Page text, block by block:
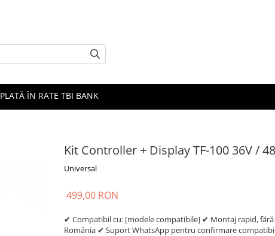
PLATĂ ÎN RATE TBI BANK
Kit Controller + Display TF-100 36V /
Universal
499,00 RON
✔ Compatibil cu: [modele compatibile] ✔ Montaj rapid,
România ✔ Suport WhatsApp pentru confirmare